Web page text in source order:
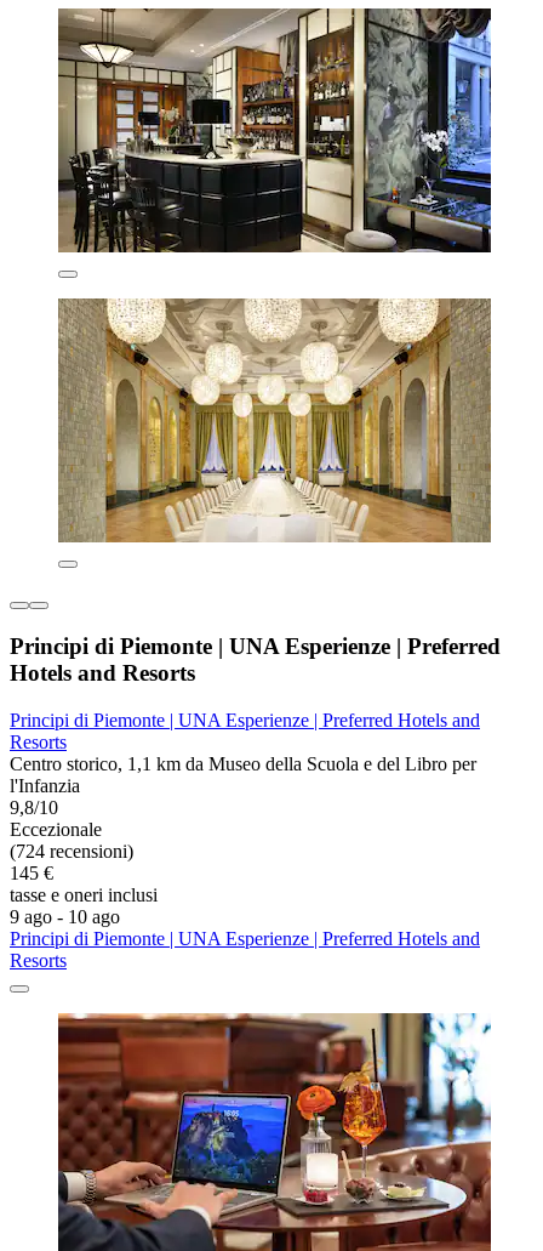
Principi di Piemonte | UNA Esperienze | Preferred
Hotels and Resorts
Principi di Piemonte | UNA Esperienze | Preferred Hotels and
Resorts
Centro storico, 1,1 km da Museo della Scuola e del Libro per
l'Infanzia
9,8/10
Eccezionale
(724 recensioni)
145 €
tasse e oneri inclusi
9 ago - 10 ago
Principi di Piemonte | UNA Esperienze | Preferred Hotels and
Resorts